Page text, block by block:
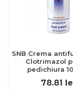
SNB Crema
Clotrimazol
pedichiura
78.81